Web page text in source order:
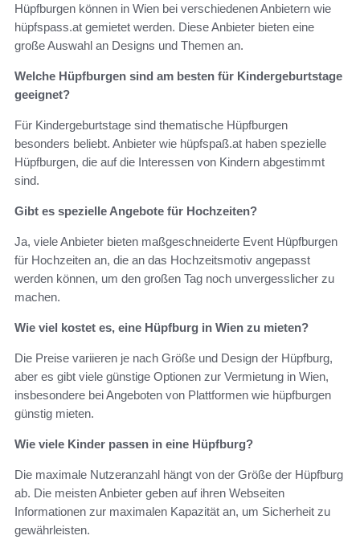
Hüpfburgen können in Wien bei verschiedenen Anbietern wie
hüpfspass.at gemietet werden. Diese Anbieter bieten eine
große Auswahl an Designs und Themen an.
Welche Hüpfburgen sind am besten für Kindergeburtstage
geeignet?
Für Kindergeburtstage sind thematische Hüpfburgen
besonders beliebt. Anbieter wie hüpfspaß.at haben spezielle
Hüpfburgen, die auf die Interessen von Kindern abgestimmt
sind.
Gibt es spezielle Angebote für Hochzeiten?
Ja, viele Anbieter bieten maßgeschneiderte Event Hüpfburgen
für Hochzeiten an, die an das Hochzeitsmotiv angepasst
werden können, um den großen Tag noch unvergesslicher zu
machen.
Wie viel kostet es, eine Hüpfburg in Wien zu mieten?
Die Preise variieren je nach Größe und Design der Hüpfburg,
aber es gibt viele günstige Optionen zur Vermietung in Wien,
insbesondere bei Angeboten von Plattformen wie hüpfburgen
günstig mieten.
Wie viele Kinder passen in eine Hüpfburg?
Die maximale Nutzeranzahl hängt von der Größe der Hüpfburg
ab. Die meisten Anbieter geben auf ihren Webseiten
Informationen zur maximalen Kapazität an, um Sicherheit zu
gewährleisten.